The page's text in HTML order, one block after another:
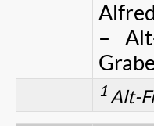
–
1 Alt-